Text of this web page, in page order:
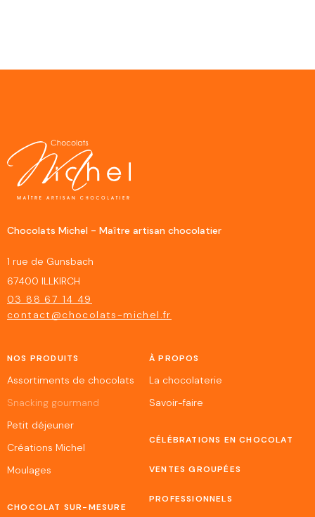
Chocolats Michel - Maître artisan chocolatier
1 rue de Gunsbach
67400 ILLKIRCH
03 88 67 14 49
contact@chocolats-michel.fr
NOS PRODUITS
Assortiments de chocolats
Snacking gourmand
Petit déjeuner
Créations Michel
Moulages
CHOCOLAT SUR-MESURE
À PROPOS
La chocolaterie
Savoir-faire
CÉLÉBRATIONS EN CHOCOLAT
VENTES GROUPÉES
PROFESSIONNELS